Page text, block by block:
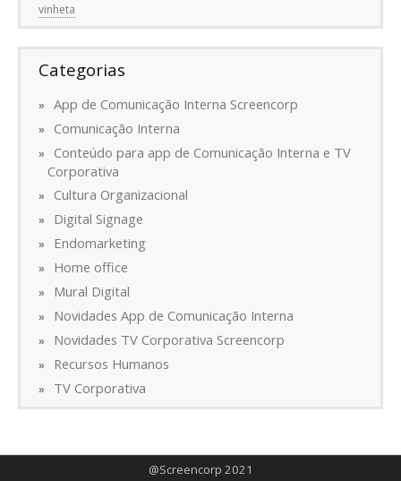
vinheta
Categorias
App de Comunicação Interna Screencorp
Comunicação Interna
Conteúdo para app de Comunicação Interna e TV
Corporativa
Cultura Organizacional
Digital Signage
Endomarketing
Home office
Mural Digital
Novidades App de Comunicação Interna
Novidades TV Corporativa Screencorp
Recursos Humanos
TV Corporativa
@Screencorp 2021